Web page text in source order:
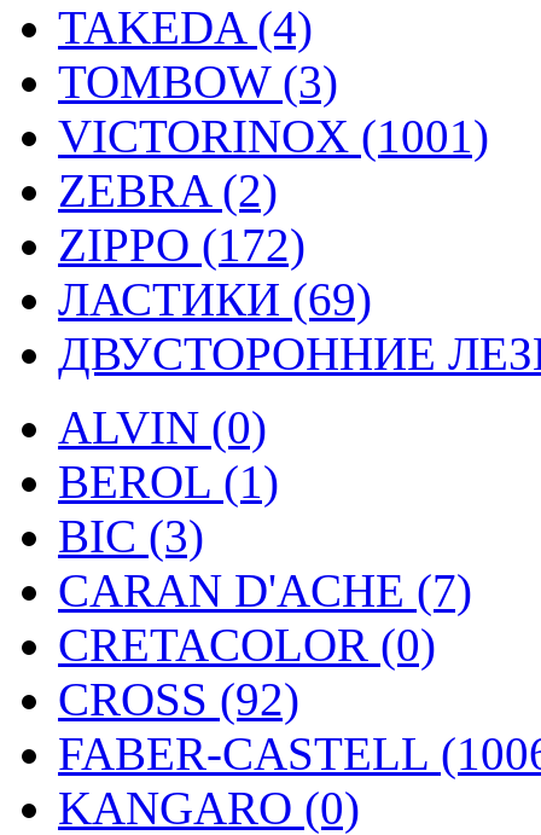
TAKEDA (4)
TOMBOW (3)
VICTORINOX (1001)
ZEBRA (2)
ZIPPO (172)
ЛАСТИКИ (69)
ДВУСТОРОННИЕ
ALVIN (0)
BEROL (1)
BIC (3)
CARAN D'ACHE (7)
CRETACOLOR (0)
CROSS (92)
FABER-CASTELL
KANGARO (0)